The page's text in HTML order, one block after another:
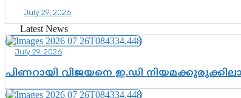
July 29, 2026
Latest News
July 29, 2026
പിണറായി വിജയനെ ഇ.ഡി